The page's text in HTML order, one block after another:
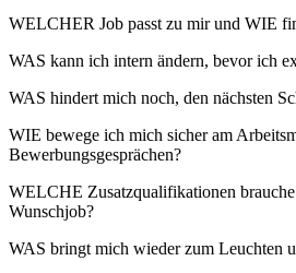
WELCHER Job passt zu mir und WIE
WAS kann ich intern ändern, bevor ich
WAS hindert mich noch, den nächsten
WIE bewege ich mich sicher am
Bewerbungsgesprächen?
WELCHE Zusatzqualifikationen
Wunschjob?
WAS bringt mich wieder zum Leuchten